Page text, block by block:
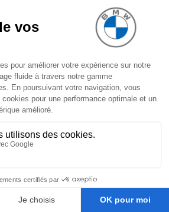
BMW
réservoir avec pompe
BMW
BMW
BMW
BMW
BMW